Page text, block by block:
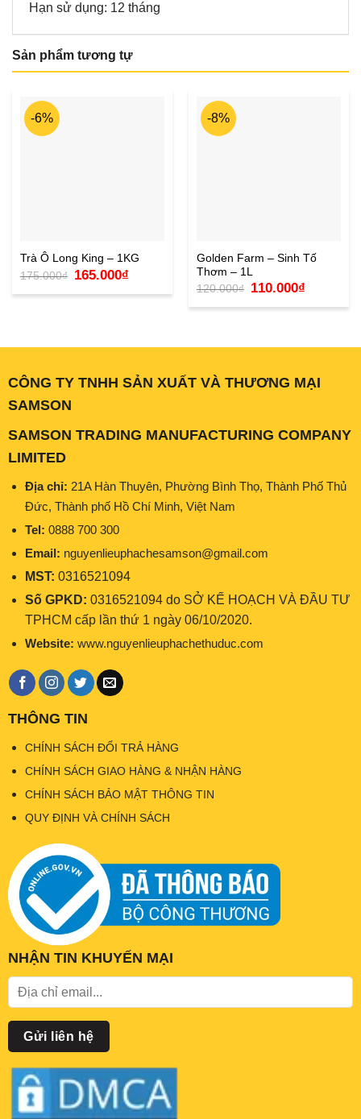
Hạn sử dụng: 12 tháng
Sản phẩm tương tự
-6%
Trà Ô Long King – 1KG
175.000₫
Giá
gốc
là:
165.000₫Giá
hiện
tại
-8%
Golden Farm – Sinh Tố
Thơm – 1L
120.000₫
Giá
gốc
là:
110.000₫Giá
tại
CÔNG TY TNHH SẢN XUẤT VÀ THƯƠNG MẠI
SAMSON
SAMSON TRADING MANUFACTURING COMPANY
LIMITED
Địa chỉ: 21A Hàn Thuyên, Phường Bình Thọ, Thành Phố Thủ
Đức, Thành phố Hồ Chí Minh, Việt Nam
Tel: 0888 700 300
Email: nguyenlieuphachesamson@gmail.com
MST: 0316521094
Số GPKD: 0316521094 do SỞ KẾ HOẠCH VÀ ĐẦU TƯ
TPHCM cấp lần thứ 1 ngày 06/10/2020.
Website: www.nguyenlieuphachethuduc.com
THÔNG TIN
CHÍNH SÁCH ĐỔI TRẢ HÀNG
CHÍNH SÁCH GIAO HÀNG & NHẬN HÀNG
CHÍNH SÁCH BẢO MẬT THÔNG TIN
QUY ĐỊNH VÀ CHÍNH SÁCH
NHẬN TIN KHUYẾN MẠI